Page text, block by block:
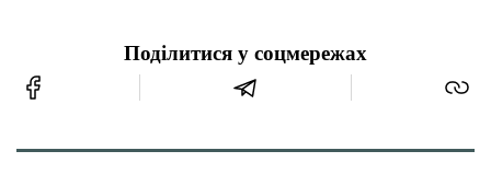
Поділитися у соцмережах